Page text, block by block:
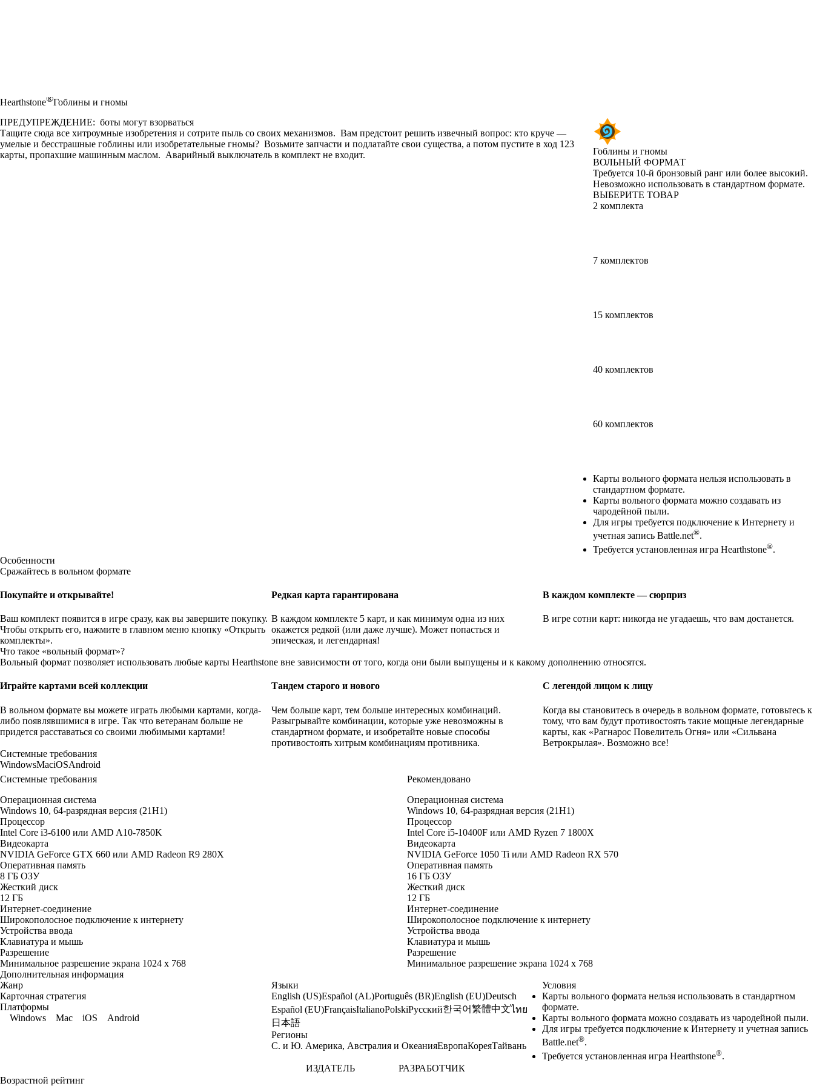
Hearthstone®Гоблины и гномы
Гоблины и гномы
ВОЛЬНЫЙ ФОРМАТ
Product Notification
Требуется 10-й бронзовый ранг или более высокий.
Невозможно использовать в стандартном формате.
ВЫБЕРИТЕ ТОВАР
2 комплекта
7 комплектов
15 комплектов
40 комплектов
60 комплектов
Available actions
Карты вольного формата нельзя использовать в
стандартном формате.
Карты вольного формата можно создавать из
чародейной пыли.
Для игры требуется подключение к Интернету и
учетная запись Battle.net®.
Требуется установленная игра Hearthstone®.
ПРЕДУПРЕЖДЕНИЕ: боты могут взорваться
Тащите сюда все хитроумные изобретения и сотрите пыль со своих механизмов. Вам предстоит решить извечный вопрос: кто круче —
умелые и бесстрашные гоблины или изобретательные гномы? Возьмите запчасти и подлатайте свои существа, а потом пустите в ход 123
карты, пропахшие машинным маслом. Аварийный выключатель в комплект не входит.
Особенности
Сражайтесь в вольном формате
Покупайте и открывайте!
Ваш комплект появится в игре сразу, как вы завершите покупку.
Чтобы открыть его, нажмите в главном меню кнопку «Открыть
комплекты».
Редкая карта гарантирована
В каждом комплекте 5 карт, и как минимум одна из них
окажется редкой (или даже лучше). Может попасться и
эпическая, и легендарная!
В каждом комплекте — сюрприз
В игре сотни карт: никогда не угадаешь, что вам достанется.
Что такое «вольный формат»?
Вольный формат позволяет использовать любые карты Hearthstone вне зависимости от того, когда они были выпущены и к какому дополнению относятся.
Играйте картами всей коллекции
В вольном формате вы можете играть любыми картами, когда-
либо появлявшимися в игре. Так что ветеранам больше не
придется расставаться со своими любимыми картами!
Тандем старого и нового
Чем больше карт, тем больше интересных комбинаций.
Разыгрывайте комбинации, которые уже невозможны в
стандартном формате, и изобретайте новые способы
противостоять хитрым комбинациям противника.
С легендой лицом к лицу
Когда вы становитесь в очередь в вольном формате, готовьтесь к
тому, что вам будут противостоять такие мощные легендарные
карты, как «Рагнарос Повелитель Огня» или «Сильвана
Ветрокрылая». Возможно все!
Системные требования
WindowsMaciOSAndroid
Системные требования
Операционная система
Windows 10, 64-разрядная версия (21H1)
Процессор
Intel Core i3-6100 или AMD A10-7850K
Видеокарта
NVIDIA GeForce GTX 660 или AMD Radeon R9 280X
Оперативная память
8 ГБ ОЗУ
Жесткий диск
12 ГБ
Интернет-соединение
Широкополосное подключение к интернету
Устройства ввода
Клавиатура и мышь
Разрешение
Минимальное разрешение экрана 1024 x 768
Рекомендовано
Операционная система
Windows 10, 64-разрядная версия (21H1)
Процессор
Intel Core i5-10400F или AMD Ryzen 7 1800X
Видеокарта
NVIDIA GeForce 1050 Ti или AMD Radeon RX 570
Оперативная память
16 ГБ ОЗУ
Жесткий диск
12 ГБ
Интернет-соединение
Широкополосное подключение к интернету
Устройства ввода
Клавиатура и мышь
Разрешение
Минимальное разрешение экрана 1024 x 768
Дополнительная информация
Жанр
Карточная стратегия
Платформы
Windows
Mac iOS Android
Языки
English (US)Español (AL)Português (BR)English (EU)Deutsch
Español (EU)FrançaisItalianoPolskiРусский한국어繁體中文ไทย
日本語
Регионы
С. и Ю. Америка, Австралия и ОкеанияЕвропаКореяТайвань
Условия
Карты вольного формата нельзя использовать в стандартном
формате.
Карты вольного формата можно создавать из чародейной пыли.
Для игры требуется подключение к Интернету и учетная запись
Battle.net®.
Требуется установленная игра Hearthstone®.
ИЗДАТЕЛЬ
РАЗРАБОТЧИК
Возрастной рейтинг